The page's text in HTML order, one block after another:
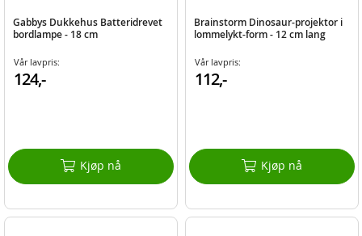
Gabbys Dukkehus Batteridrevet
bordlampe - 18 cm
Vår lavpris:
124,-
Kjøp nå
Brainstorm Dinosaur-projektor i
lommelykt-form - 12 cm lang
Vår lavpris:
112,-
Kjøp nå